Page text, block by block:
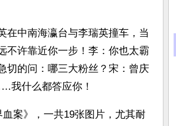
在中南海瀛台与李瑞英撞车，当
不许靠近你一步！李：你也太霸
切的问：哪三大粉丝？宋：曾庆
我什么都答应你！
案》，一共19张图片，尤其耐